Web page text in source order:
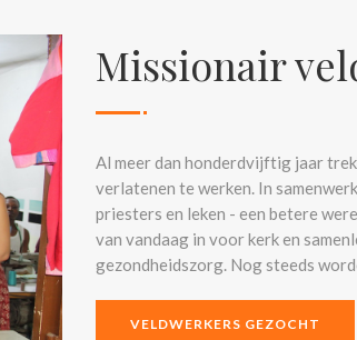
Missionair
Al meer dan honderdvijftig jaar
verlatenen te werken. In
priesters en leken - een betere
van vandaag in voor kerk en
gezondheidszorg. Nog steeds
VELDWERKERS GEZOCHT